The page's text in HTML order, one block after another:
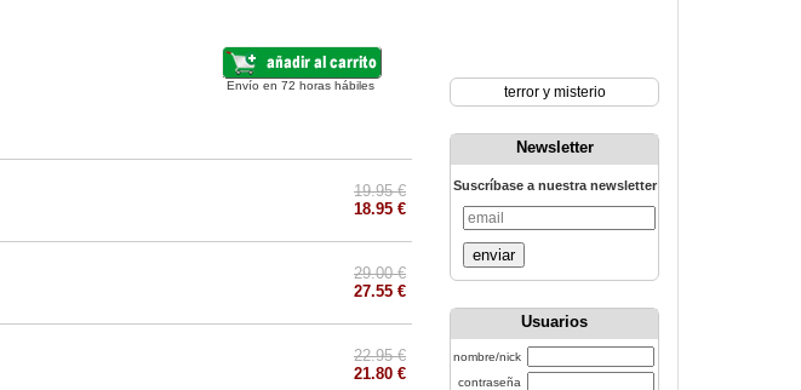
Envío en 72 horas hábiles
19.95 €
18.95 €
29.00 €
27.55 €
22.95 €
21.80 €
terror y misterio
Newsletter
Suscríbase a nuestra newsletter
enviar
Usuarios
nombre/nick
contraseña